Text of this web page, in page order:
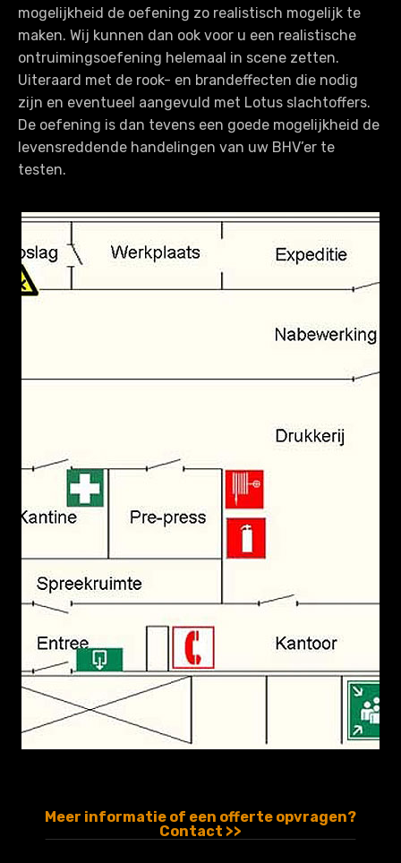
mogelijkheid de oefening zo realistisch mogelijk te
maken. Wij kunnen dan ook voor u een realistische
ontruimingsoefening helemaal in scene zetten.
Uiteraard met de rook- en brandeffecten die nodig
zijn en eventueel aangevuld met Lotus slachtoffers.
De oefening is dan tevens een goede mogelijkheid de
levensreddende handelingen van uw BHV’er te
testen.
Meer informatie of een offerte opvragen?
Contact >>